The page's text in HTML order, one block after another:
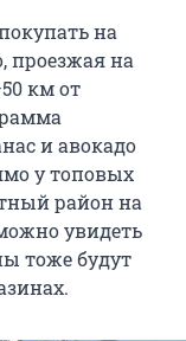
на
проезжая на
км от
и авокадо
у топовых
район на
увидеть
тоже будут